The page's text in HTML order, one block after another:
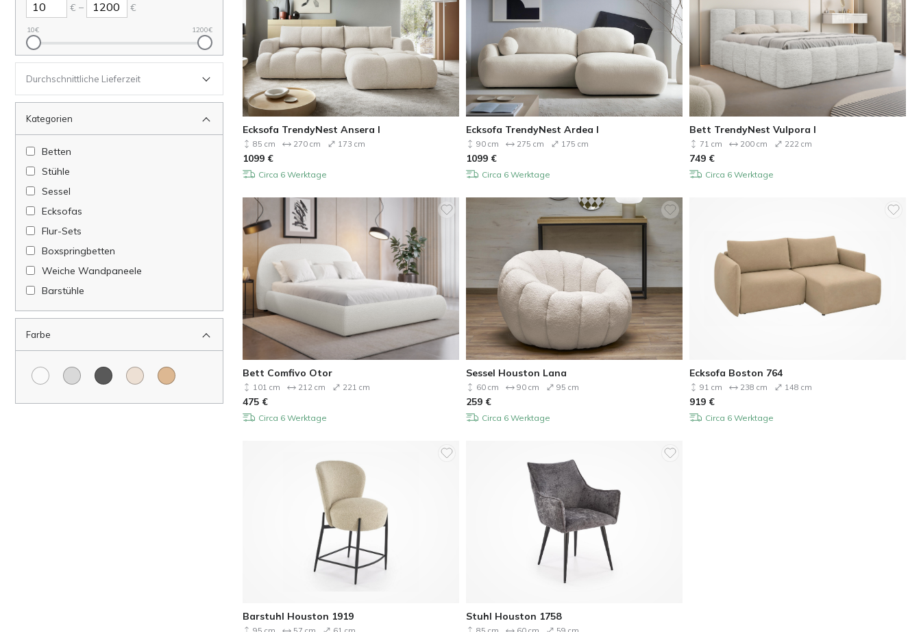
€ – €
10€ 1200€
Durchschnittliche Lieferzeit
Kategorien
Betten
Stühle
Sessel
Ecksofas
Flur-Sets
Boxspringbetten
Weiche Wandpaneele
Barstühle
Farbe
Ecksofa TrendyNest Ansera I
85 cm 270 cm 173 cm
1099 €
Circa 6 Werktage
Ecksofa TrendyNest Ardea I
90 cm 275 cm 175 cm
1099 €
Circa 6 Werktage
Bett TrendyNest Vulpora I
71 cm 200 cm 222 cm
749 €
Circa 6 Werktage
Bett Comfivo Otor
101 cm 212 cm 221 cm
475 €
Circa 6 Werktage
Sessel Houston Lana
60 cm 90 cm 95 cm
259 €
Circa 6 Werktage
Ecksofa Boston 764
91 cm 238 cm 148 cm
919 €
Circa 6 Werktage
Barstuhl Houston 1919 Stuhl Houston 1758